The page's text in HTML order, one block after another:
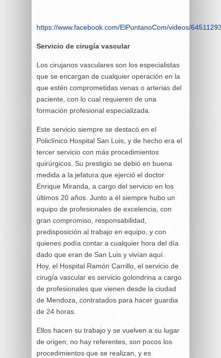
https://www.facebook.com/ElPuntanoCom/videos/
Servicio de cirugía vascular
Los cirujanos vasculares son los especialistas
que se encargan de cualquier operación en la
que estén comprometidas venas o arterias del
paciente, con lo cual requieren de una
formación profesional especializada.
Este servicio siempre se destacó en el
Policlínico Hospital San Luis, y de hecho era el
tercer servicio con más procedimientos
quirúrgicos. Su prestigio se debió en buena
medida a la jefatura que ejerció el doctor
Enrique Miranda, a cargo del servicio en los
últimos 20 años. Junto a él siempre hubo un
equipo de profesionales de excelencia, con
gran compromiso, responsabilidad,
predisposición al trabajo en equipo, y con
quienes podía contar a cualquier hora del día
dado que eran de San Luis y vivían aquí.
Hoy, el Hospital Ramón Carrillo, el servicio de
cirugía vascular es servicio golondrina a cargo
de profesionales que vienen desde la ciudad
de Mendoza, contratados para hacer guardia
de 24 horas.
Ellos hacen su trabajo y se vuelven a su lugar
de origen; no hay referentes, son pocos los
procedimientos que se realizan, y es